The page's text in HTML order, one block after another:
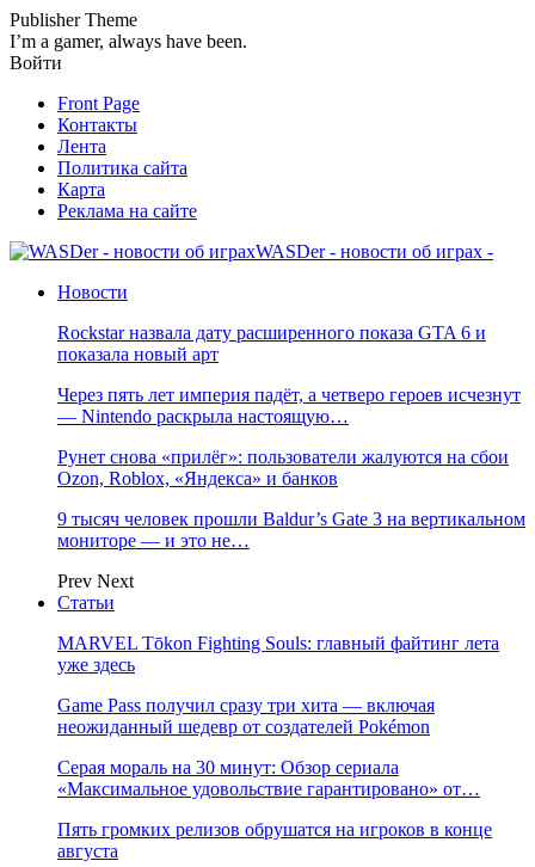
Publisher Theme
I’m a gamer, always have been.
Войти
Front Page
Контакты
Лента
Политика сайта
Карта
Реклама на сайте
WASDer - новости об играх -
Новости
Rockstar назвала дату расширенного показа GTA 6 и
показала новый арт
Через пять лет империя падёт, а четверо героев исчезнут
— Nintendo раскрыла настоящую…
Рунет снова «прилёг»: пользователи жалуются на сбои
Ozon, Roblox, «Яндекса» и банков
9 тысяч человек прошли Baldur’s Gate 3 на вертикальном
мониторе — и это не…
Prev Next
Статьи
MARVEL Tōkon Fighting Souls: главный файтинг лета
уже здесь
Game Pass получил сразу три хита — включая
неожиданный шедевр от создателей Pokémon
Серая мораль на 30 минут: Обзор сериала
«Максимальное удовольствие гарантировано» от…
Пять громких релизов обрушатся на игроков в конце
августа